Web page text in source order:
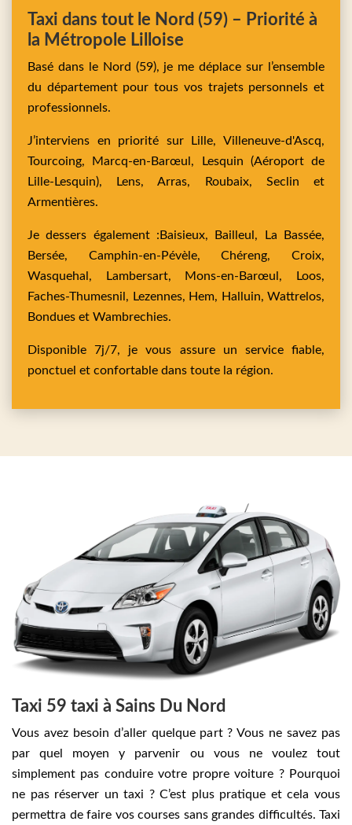
Taxi dans tout le Nord (59) – Priorité à
la Métropole Lilloise
Basé dans le Nord (59), je me déplace sur l’ensemble
du département pour tous vos trajets personnels et
professionnels.
J’interviens en priorité surLille,Villeneuve-d'Ascq,
Tourcoing,
Marcq-en-Barœul, Lesquin (Aéroport de
Lille-Lesquin), Lens,Arras, Roubaix, Seclin et
Armentières.
Je dessers également : Baisieux, Bailleul,
La Bassée,
Bersée, Camphin-en-Pévèle,Chéreng,Croix,
Wasquehal,
Lambersart, Mons-en-Barœul,
Loos,
Faches-Thumesnil, Lezennes, Hem, Halluin, Wattrelos,
Bondues et Wambrechies.
Disponible 7j/7, je vous assure un service fiable,
ponctuel et confortable dans toute la région.
Taxi 59 taxi à Sains Du Nord
Vous avez besoin d’aller quelque part ? Vous ne savez pas
par quel moyen y parvenir ou vous ne voulez tout
simplement pas conduire votre propre voiture ? Pourquoi
ne pas réserver un taxi ? C’est plus pratique et cela vous
permettra de faire vos courses sans grandes difficultés. Taxi